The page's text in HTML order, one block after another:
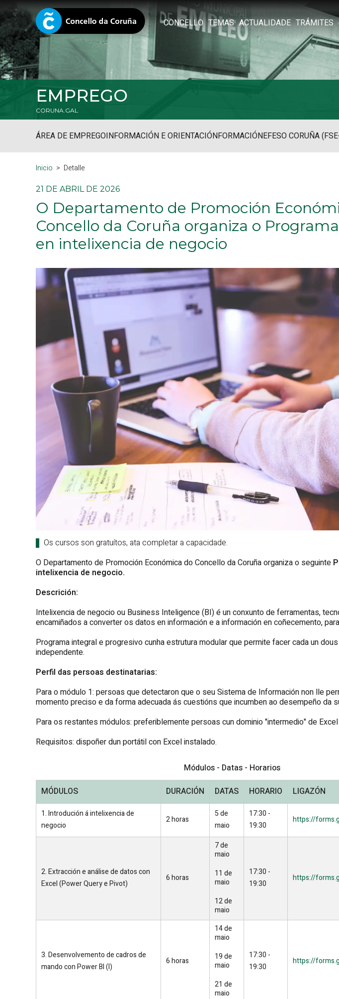
CONCELLO TEMAS ACTUALIDADE TRÁMITES
EMPREGO
CORUNA.GAL
ÁREA DE EMPREGOINFORMACIÓN E ORIENTACIÓNFORMACIÓNEFESO CORUÑA
Inicio Detalle
21 DE ABRIL DE 2026
O Departamento de Promoción
Concello da Coruña organiza o
en intelixencia de negocio
Os cursos son gratuítos, ata completar a capacidade.
O Departamento de Promoción Económica do Concello da Coruña organiza o seguinte
intelixencia de negocio.
Descrición:
Intelixencia de negocio ou Business Inteligence (BI) é un conxunto de ferramentas,
encamiñados a converter os datos en información e a información en coñecemento,
Programa integral e progresivo cunha estrutura modular que permite facer cada un
independente.
Perfil das persoas destinatarias:
Para o módulo 1: persoas que detectaron que o seu Sistema de Información non lle
momento preciso e da forma adecuada ás cuestións que incumben ao desempeño da
Para os restantes módulos: preferiblemente persoas cun dominio "intermedio" de
Requisitos: dispoñer dun portátil con Excel instalado.
Módulos - Datas - Horarios
MÓDULOS
DURACIÓN DATAS HORARIO LIGAZÓN
1. Introdución á intelixencia de
negocio
2 horas
5 de
maio
17:30 -
19:30
https://
2. Extracción e análise de datos con
Excel (Power Query e Pivot)
6 horas
7 de
maio
11 de
maio
12 de
maio
17:30 -
19:30
https://
3. Desenvolvemento de cadros de
mando con Power BI (I)
6 horas
14 de
maio
19 de
maio
21 de
maio
17:30 -
19:30
https://forms.g